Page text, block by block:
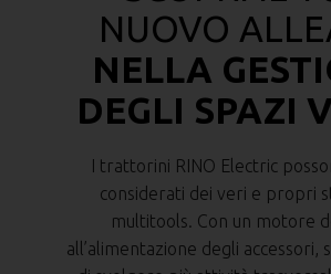
NUOVO
NELLA
DEGLI SPAZI
I trattorini RINO Electric
considerati dei veri e propri
multitools. Con un motore
all’alimentazione degli accessori,